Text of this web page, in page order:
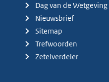
Dag van de Wetgeving
Nieuwsbrief
Sitemap
Trefwoorden
Zetelverdeler